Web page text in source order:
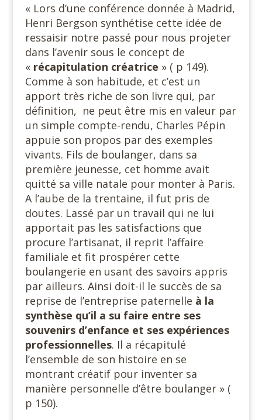
« Lors d’une conférence donnée à Madrid,
Henri Bergson synthétise cette idée de
ressaisir notre passé pour nous projeter
dans l’avenir sous le concept de
« récapitulation créatrice » ( p 149).
Comme à son habitude, et c’est un
apport très riche de son livre qui, par
définition, ne peut être mis en valeur par
un simple compte-rendu, Charles Pépin
appuie son propos par des exemples
vivants. Fils de boulanger, dans sa
première jeunesse, cet homme avait
quitté sa ville natale pour monter à Paris.
A l’aube de la trentaine, il fut pris de
doutes. Lassé par un travail qui ne lui
apportait pas les satisfactions que
procure l’artisanat, il reprit l’affaire
familiale et fit prospérer cette
boulangerie en usant des savoirs appris
par ailleurs. Ainsi doit-il le succès de sa
reprise de l’entreprise paternelle à la
synthèse qu’il a su faire entre ses
souvenirs d’enfance et ses expériences
professionnelles. Il a récapitulé
l’ensemble de son histoire en se
montrant créatif pour inventer sa
manière personnelle d’être boulanger » (
p 150).